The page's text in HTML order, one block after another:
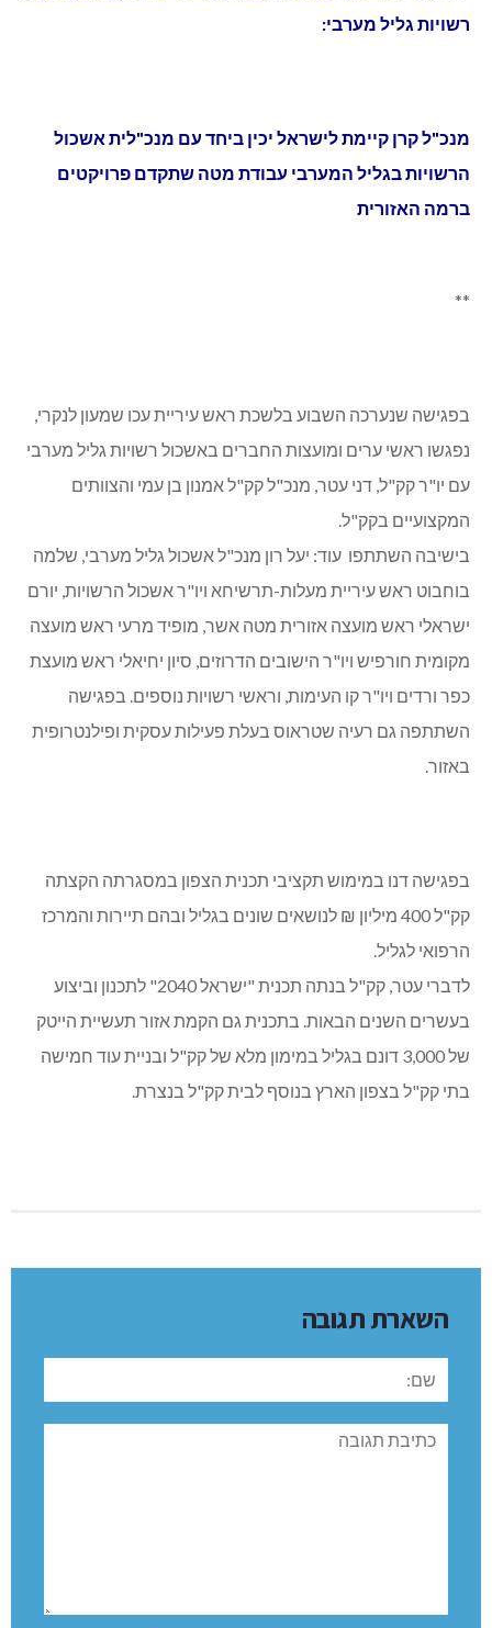
רשויות גליל מערבי:
מנכ"ל קרן קיימת לישראל יכין ביחד עם מנכ"לית אשכול
הרשויות בגליל המערבי עבודת מטה שתקדם פרויקטים
ברמה האזורית
**
בפגישה שנערכה השבוע בלשכת ראש עיריית עכו שמעון לנקרי,
נפגשו ראשי ערים ומועצות החברים באשכול רשויות גליל מערבי
עם יו"ר קק"ל, דני עטר, מנכ"ל קק"ל אמנון בן עמי והצוותים
המקצועיים בקק"ל.
בישיבה השתתפו עוד: יעל רון מנכ"ל אשכול גליל מערבי, שלמה
בוחבוט ראש עיריית מעלות-תרשיחא ויו"ר אשכול הרשויות, יורם
ישראלי ראש מועצה אזורית מטה אשר, מופיד מרעי ראש מועצה
מקומית חורפיש ויו"ר הישובים הדרוזים, סיון יחיאלי ראש מועצת
כפר ורדים ויו"ר קו העימות, וראשי רשויות נוספים. בפגישה
השתתפה גם רעיה שטראוס בעלת פעילות עסקית ופילנטרופית
באזור.
בפגישה דנו במימוש תקציבי תכנית הצפון במסגרתה הקצתה
קק"ל 400 מיליון ₪ לנושאים שונים בגליל ובהם תיירות והמרכז
הרפואי לגליל.
לדברי עטר, קק"ל בנתה תכנית "ישראל 2040" לתכנון וביצוע
בעשרים השנים הבאות. בתכנית גם הקמת אזור תעשיית הייטק
של 3,000 דונם בגליל במימון מלא של קק"ל ובניית עוד חמישה
בתי קק"ל בצפון הארץ בנוסף לבית קק"ל בנצרת.
השארת תגובה
שם:
תגובה